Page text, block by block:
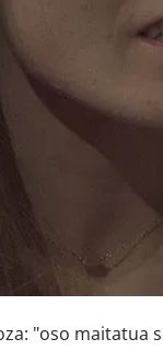
"oso maitatua